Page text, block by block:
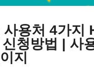
용처 4가지
청방법 | 사
지